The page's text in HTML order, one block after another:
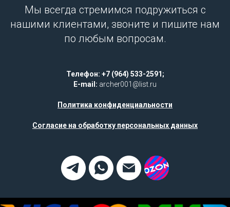
Мы всегда стремимся подружиться с
нашими клиентами, звоните и пишите нам
по любым вопросам.
Телефон: +7 (964) 533-2591;
E-mail: archer001@list.ru
Политика конфиденциальности
Согласие на обработку персональных данных